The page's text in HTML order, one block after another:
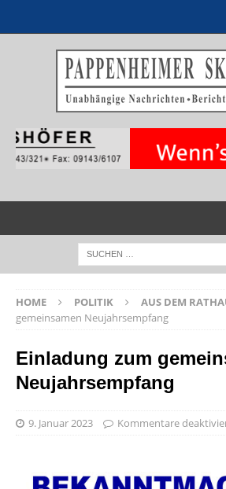
HOME POLITIK AUS DEM
gemeinsamen Neujahrsempfang
Einladung zum
Neujahrsempfang
9. Januar 2023 Kommentare